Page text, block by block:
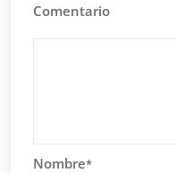
Comentario
Nombre*